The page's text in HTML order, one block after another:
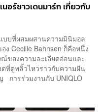
อร์ชาวเดนมาร์ก เกี่ยวกับ
บบที่ผสมผสานความมินิมอล
Cecilie Bahnsen ก็คือหนึ่ง
ของความละเอียดอ่อนและ
ที่ดูพลิ้วไหวราวกับความฝัน
การร่วมงานกับ UNIQLO